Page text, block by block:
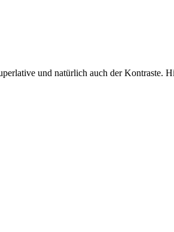
und natürlich auch der